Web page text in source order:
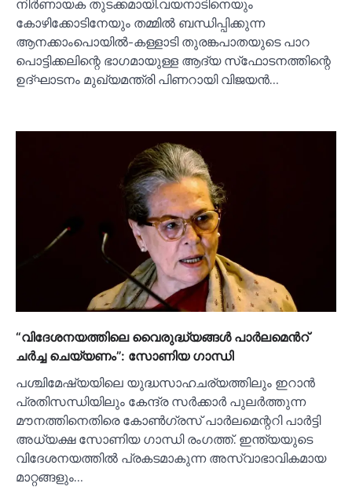
നിര്‍ണായക തുടക്കമായി.വയനാടിനെയും
കോഴിക്കോടിനേയും തമ്മില്‍ ബന്ധിപ്പിക്കുന്ന
ആനക്കാംപൊയില്‍-കള്ളാടി തുരങ്കപാതയുടെ പാറ
പൊട്ടിക്കലിന്റെ ഭാഗമായുള്ള ആദ്യ സ്‌ഫോടനത്തിന്റെ
ഉദ്ഘാടനം മുഖ്യമന്ത്രി പിണറായി വിജയന്‍…
“വിദേശനയത്തിലെ വൈരുദ്ധ്യങ്ങള്‍ പാര്‍ലമെന്‍റ്
ചര്‍ച്ച ചെയ്യണം”: സോണിയ ഗാന്ധി
പശ്ചിമേഷ്യയിലെ യുദ്ധസാഹചര്യത്തിലും ഇറാൻ
പ്രതിസന്ധിയിലും കേന്ദ്ര സർക്കാർ പുലർത്തുന്ന
മൗനത്തിനെതിരെ കോണ്‍ഗ്രസ് പാർലമെന്ററി പാർട്ടി
അധ്യക്ഷ സോണിയ ഗാന്ധി രംഗത്ത്. ഇന്ത്യയുടെ
വിദേശനയത്തില്‍ പ്രകടമാകുന്ന അസ്വാഭാവികമായ
മാറ്റങ്ങളും…